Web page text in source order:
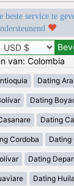
beste service te
van: Colombia
Dating
Dating
Dating
Cordoba Dating
Dating
Dating Huila